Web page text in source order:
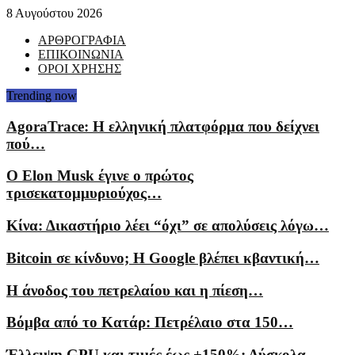
8 Αυγούστου 2026
ΑΡΘΡΟΓΡΑΦΙΑ
ΕΠΙΚΟΙΝΩΝΙΑ
ΟΡΟΙ ΧΡΗΣΗΣ
Trending now
AgoraTrace: Η ελληνική πλατφόρμα που δείχνει
πού…
Ο Elon Musk έγινε ο πρώτος
τρισεκατομμυριούχος…
Κίνα: Δικαστήριο λέει “όχι” σε απολύσεις λόγω…
Bitcoin σε κίνδυνο; Η Google βλέπει κβαντική…
Η άνοδος του πετρελαίου και η πίεση…
Βόμβα από το Κατάρ: Πετρέλαιο στα 150…